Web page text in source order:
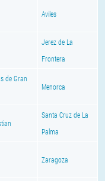
Aviles
Jerez de La
Frontera
de Gran
Menorca
Santa Cruz de La
Palma
Zaragoza